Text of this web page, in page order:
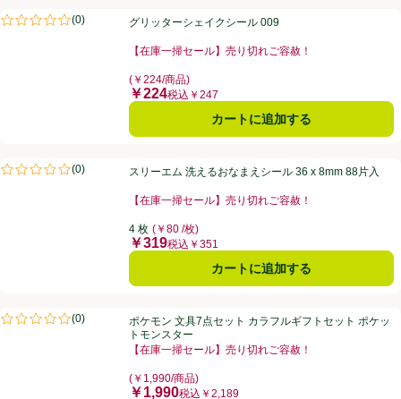
グリッターシェイクシール 009
(0)
評価は0件のレビューで5点中0.0点。
グリッターシェイクシール 009
【在庫一掃セール】売り切れご容赦！
(￥224/商品)
価格
￥224税込￥247
カートに追加する
スリーエム 洗えるおなまえシール 36 x 8mm 88片入
(0)
評価は0件のレビューで5点中0.0点。スリーエム 洗えるおなまえシール 36 x 8mm 88片入
【在庫一掃セール】売り切れご容赦！
4 枚 (￥80 /枚)
価格
￥319税込￥351
カートに追加する
ポケモン 文具7点セット カラフルギフトセット ポケットモンスター
(0)
評価は0件のレビューで5点中0.0点。ポケモン 文具7点セット カラフルギフトセット ポケッ
トモンスター
【在庫一掃セール】売り切れご容赦！
(￥1,990/商品)
価格
￥1,990税込￥2,189